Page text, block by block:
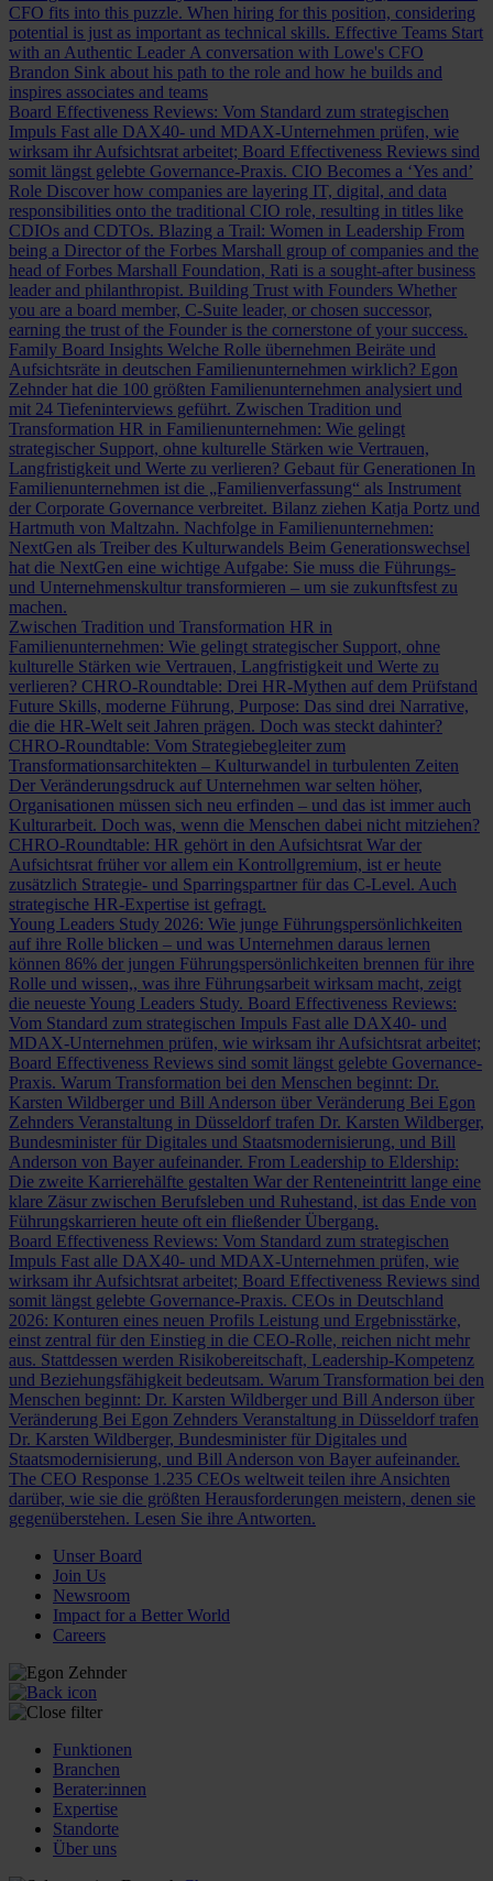
CFO fits into this puzzle. When hiring for this position, considering
potential is just as important as technical skills. Effective Teams Start
with an Authentic Leader A conversation with Lowe's CFO
Brandon Sink about his path to the role and how he builds and
inspires associates and teams
Board Effectiveness Reviews: Vom Standard zum strategischen
Impuls Fast alle DAX40- und MDAX-Unternehmen prüfen, wie
wirksam ihr Aufsichtsrat arbeitet; Board Effectiveness Reviews sind
somit längst gelebte Governance-Praxis. CIO Becomes a ‘Yes and’
Role Discover how companies are layering IT, digital, and data
responsibilities onto the traditional CIO role, resulting in titles like
CDIOs and CDTOs. Blazing a Trail: Women in Leadership From
being a Director of the Forbes Marshall group of companies and the
head of Forbes Marshall Foundation, Rati is a sought-after business
leader and philanthropist. Building Trust with Founders Whether
you are a board member, C-Suite leader, or chosen successor,
earning the trust of the Founder is the cornerstone of your success.
Family Board Insights Welche Rolle übernehmen Beiräte und
Aufsichtsräte in deutschen Familienunternehmen wirklich? Egon
Zehnder hat die 100 größten Familienunternehmen analysiert und
mit 24 Tiefeninterviews geführt. Zwischen Tradition und
Transformation HR in Familienunternehmen: Wie gelingt
strategischer Support, ohne kulturelle Stärken wie Vertrauen,
Langfristigkeit und Werte zu verlieren? Gebaut für Generationen In
Familienunternehmen ist die „Familienverfassung“ als Instrument
der Corporate Governance verbreitet. Bilanz ziehen Katja Portz und
Hartmuth von Maltzahn. Nachfolge in Familienunternehmen:
NextGen als Treiber des Kulturwandels Beim Generationswechsel
hat die NextGen eine wichtige Aufgabe: Sie muss die Führungs-
und Unternehmenskultur transformieren – um sie zukunftsfest zu
machen.
Zwischen Tradition und Transformation HR in
Familienunternehmen: Wie gelingt strategischer Support, ohne
kulturelle Stärken wie Vertrauen, Langfristigkeit und Werte zu
verlieren? CHRO-Roundtable: Drei HR-Mythen auf dem Prüfstand
Future Skills, moderne Führung, Purpose: Das sind drei Narrative,
die die HR-Welt seit Jahren prägen. Doch was steckt dahinter?
CHRO-Roundtable: Vom Strategiebegleiter zum
Transformationsarchitekten – Kulturwandel in turbulenten Zeiten
Der Veränderungsdruck auf Unternehmen war selten höher,
Organisationen müssen sich neu erfinden – und das ist immer auch
Kulturarbeit. Doch was, wenn die Menschen dabei nicht mitziehen?
CHRO-Roundtable: HR gehört in den Aufsichtsrat War der
Aufsichtsrat früher vor allem ein Kontrollgremium, ist er heute
zusätzlich Strategie- und Sparringspartner für das C-Level. Auch
strategische HR-Expertise ist gefragt.
Young Leaders Study 2026: Wie junge Führungspersönlichkeiten
auf ihre Rolle blicken – und was Unternehmen daraus lernen
können 86% der jungen Führungspersönlichkeiten brennen für ihre
Rolle und wissen,, was ihre Führungsarbeit wirksam macht, zeigt
die neueste Young Leaders Study. Board Effectiveness Reviews:
Vom Standard zum strategischen Impuls Fast alle DAX40- und
MDAX-Unternehmen prüfen, wie wirksam ihr Aufsichtsrat arbeitet;
Board Effectiveness Reviews sind somit längst gelebte Governance-
Praxis. Warum Transformation bei den Menschen beginnt: Dr.
Karsten Wildberger und Bill Anderson über Veränderung Bei Egon
Zehnders Veranstaltung in Düsseldorf trafen Dr. Karsten Wildberger,
Bundesminister für Digitales und Staatsmodernisierung, und Bill
Anderson von Bayer aufeinander. From Leadership to Eldership:
Die zweite Karrierehälfte gestalten War der Renteneintritt lange eine
klare Zäsur zwischen Berufsleben und Ruhestand, ist das Ende von
Führungskarrieren heute oft ein fließender Übergang.
Board Effectiveness Reviews: Vom Standard zum strategischen
Impuls Fast alle DAX40- und MDAX-Unternehmen prüfen, wie
wirksam ihr Aufsichtsrat arbeitet; Board Effectiveness Reviews sind
somit längst gelebte Governance-Praxis. CEOs in Deutschland
2026: Konturen eines neuen Profils Leistung und Ergebnisstärke,
einst zentral für den Einstieg in die CEO-Rolle, reichen nicht mehr
aus. Stattdessen werden Risikobereitschaft, Leadership-Kompetenz
und Beziehungsfähigkeit bedeutsam. Warum Transformation bei den
Menschen beginnt: Dr. Karsten Wildberger und Bill Anderson über
Veränderung Bei Egon Zehnders Veranstaltung in Düsseldorf trafen
Dr. Karsten Wildberger, Bundesminister für Digitales und
Staatsmodernisierung, und Bill Anderson von Bayer aufeinander.
The CEO Response 1.235 CEOs weltweit teilen ihre Ansichten
darüber, wie sie die größten Herausforderungen meistern, denen sie
gegenüberstehen. Lesen Sie ihre Antworten.
Unser Board
Join Us
Newsroom
Impact for a Better World
Careers
Funktionen
Branchen
Berater:innen
Expertise
Standorte
Über uns